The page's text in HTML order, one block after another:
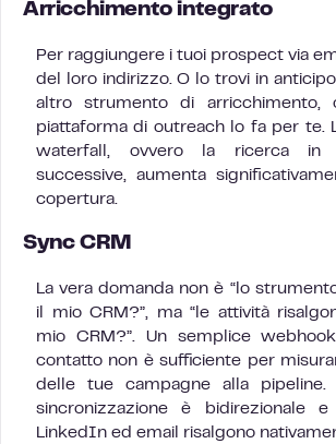
Arricchimento integrato
Per raggiungere i tuoi prospect via
del loro indirizzo. O lo trovi in
altro strumento di arricchimento,
piattaforma di outreach lo fa per te.
waterfall, ovvero la ricerca in
successive, aumenta
copertura.
Sync CRM
La vera domanda non è “lo
il mio CRM?”, ma “le attività
mio CRM?”. Un semplice
contatto non è sufficiente per
delle tue campagne alla
sincronizzazione è bidirezionale
LinkedIn ed email risalgono